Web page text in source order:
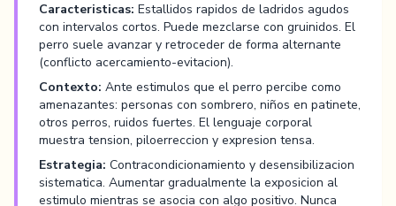
Caracteristicas: Estallidos rapidos de ladridos agudos
con intervalos cortos. Puede mezclarse con gruinidos. El
perro suele avanzar y retroceder de forma alternante
(conflicto acercamiento-evitacion).
Contexto: Ante estimulos que el perro percibe como
amenazantes: personas con sombrero, niños en patinete,
otros perros, ruidos fuertes. El lenguaje corporal
muestra tension, piloerreccion y expresion tensa.
Estrategia: Contracondicionamiento y desensibilizacion
sistematica. Aumentar gradualmente la exposicion al
estimulo mientras se asocia con algo positivo. Nunca